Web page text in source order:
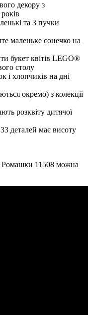
декору з
та 3 пучки
маленьке сонечко на
букет квітів LEGO®
столу
і хлопчиків на дні
окремо) з колекції
розквіту дитячої
деталей має висоту
Ромашки 11508 можна